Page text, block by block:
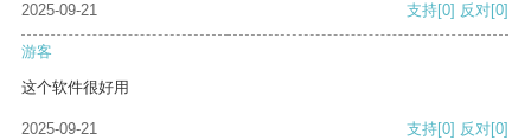
2025-09-21 支持[0] 反对[0]
游客
这个软件很好用
2025-09-21 支持[0] 反对[0]